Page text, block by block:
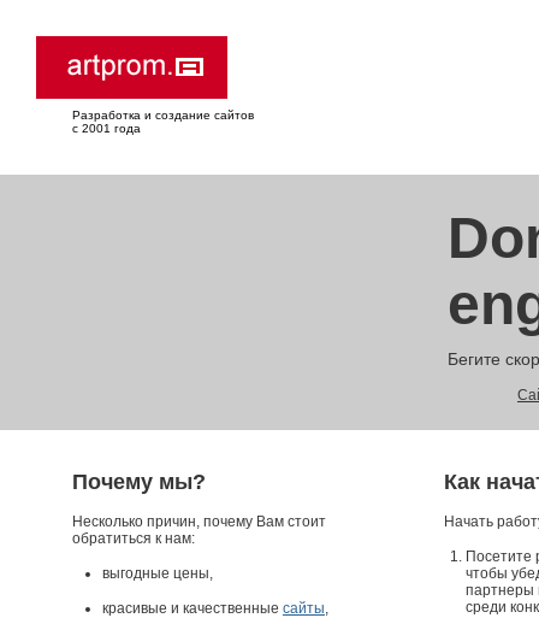
Разработка и создание сайтов
с 2001 года
Бегите
Почему мы?
Несколько причин, почему Вам стоит
обратиться к нам:
выгодные цены,
красивые и качественные сайты,
Как
Начать
Посетите
чтобы
партнеры
среди